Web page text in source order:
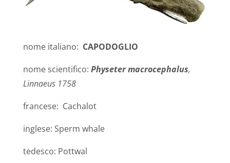
nome italiano: CAPODOGLIO
nome scientifico: Physeter macrocephalus,
Linnaeus 1758
francese: Cachalot
inglese: Sperm whale
tedesco: Pottwal